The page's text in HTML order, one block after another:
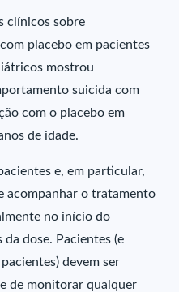
clínicos sobre
placebo em pacientes
mostrou
suicida com
com o placebo em
de idade.
e, em particular,
acompanhar o tratamento
no início do
dose. Pacientes (e
devem ser
de monitorar qualquer